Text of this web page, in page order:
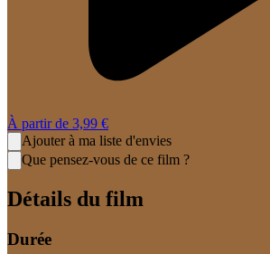
À partir de 3,99 €
Ajouter à ma liste d'envies
Que pensez-vous de ce film ?
Détails du film
Durée